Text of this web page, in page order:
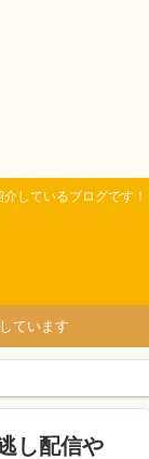
しているブログです！
ています
し配信や